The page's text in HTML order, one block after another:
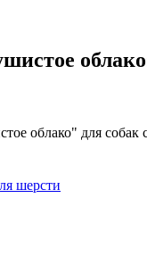
облако" для собак
шерсти